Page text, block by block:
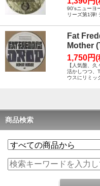
90'sニューヨ
リーズ第1弾!
Fat
Mother
1,750円(
【人気盤、
活かしつつ、
ウスにリミッ
商品検索